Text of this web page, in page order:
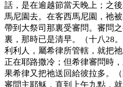
話，是在逾越節當天晚上；之
馬尼園去。在客西馬尼園，祂
帶到大祭司那裏受審問。審問
裏，那時已是清早。（十八28
利利人，屬希律所管轄，就把
正在耶路撒冷；但希律審問時
果希律又把祂送回給彼拉多。
審問主耶穌，直到上午九點，